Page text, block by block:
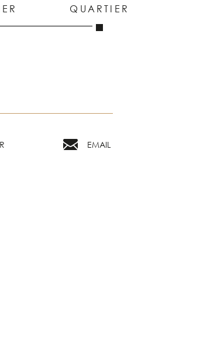
QUARTIER
EMAIL